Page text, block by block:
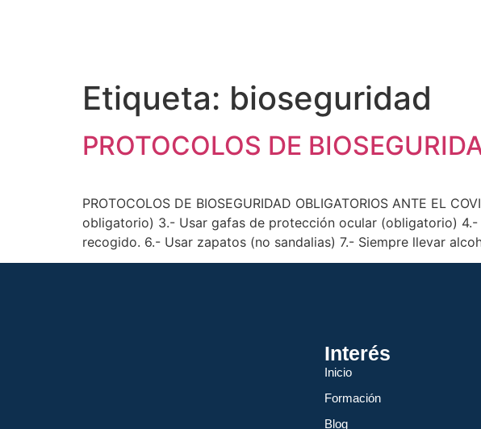
Etiqueta: bioseguridad
PROTOCOLOS DE
PROTOCOLOS DE BIOSEGURIDAD OBLIGATORIOS ANTE EL
obligatorio) 3.- Usar gafas de protección ocular (obligatorio)
recogido. 6.- Usar zapatos (no sandalias) 7.- Siempre llevar
Interés
Inicio
Formación
Blog